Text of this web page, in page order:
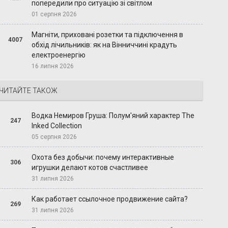
попередили про ситуацію зі світлом
01 серпня 2026
4007
Магніти, приховані розетки та підключення в
обхід лічильників: як на Вінниччині крадуть
електроенергію
16 липня 2026
ЧИТАЙТЕ ТАКОЖ
247
Водка Немиров Груша: Полум'яний характер The
Inked Collection
05 серпня 2026
306
Охота без добычи: почему интерактивные
игрушки делают котов счастливее
31 липня 2026
269
Как работает ссылочное продвижение сайта?
31 липня 2026